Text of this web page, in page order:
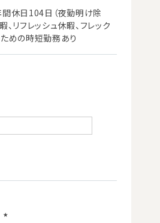
休日104日（夜勤明け除
リフレッシュ休暇、フレック
めの時短勤務あり
★